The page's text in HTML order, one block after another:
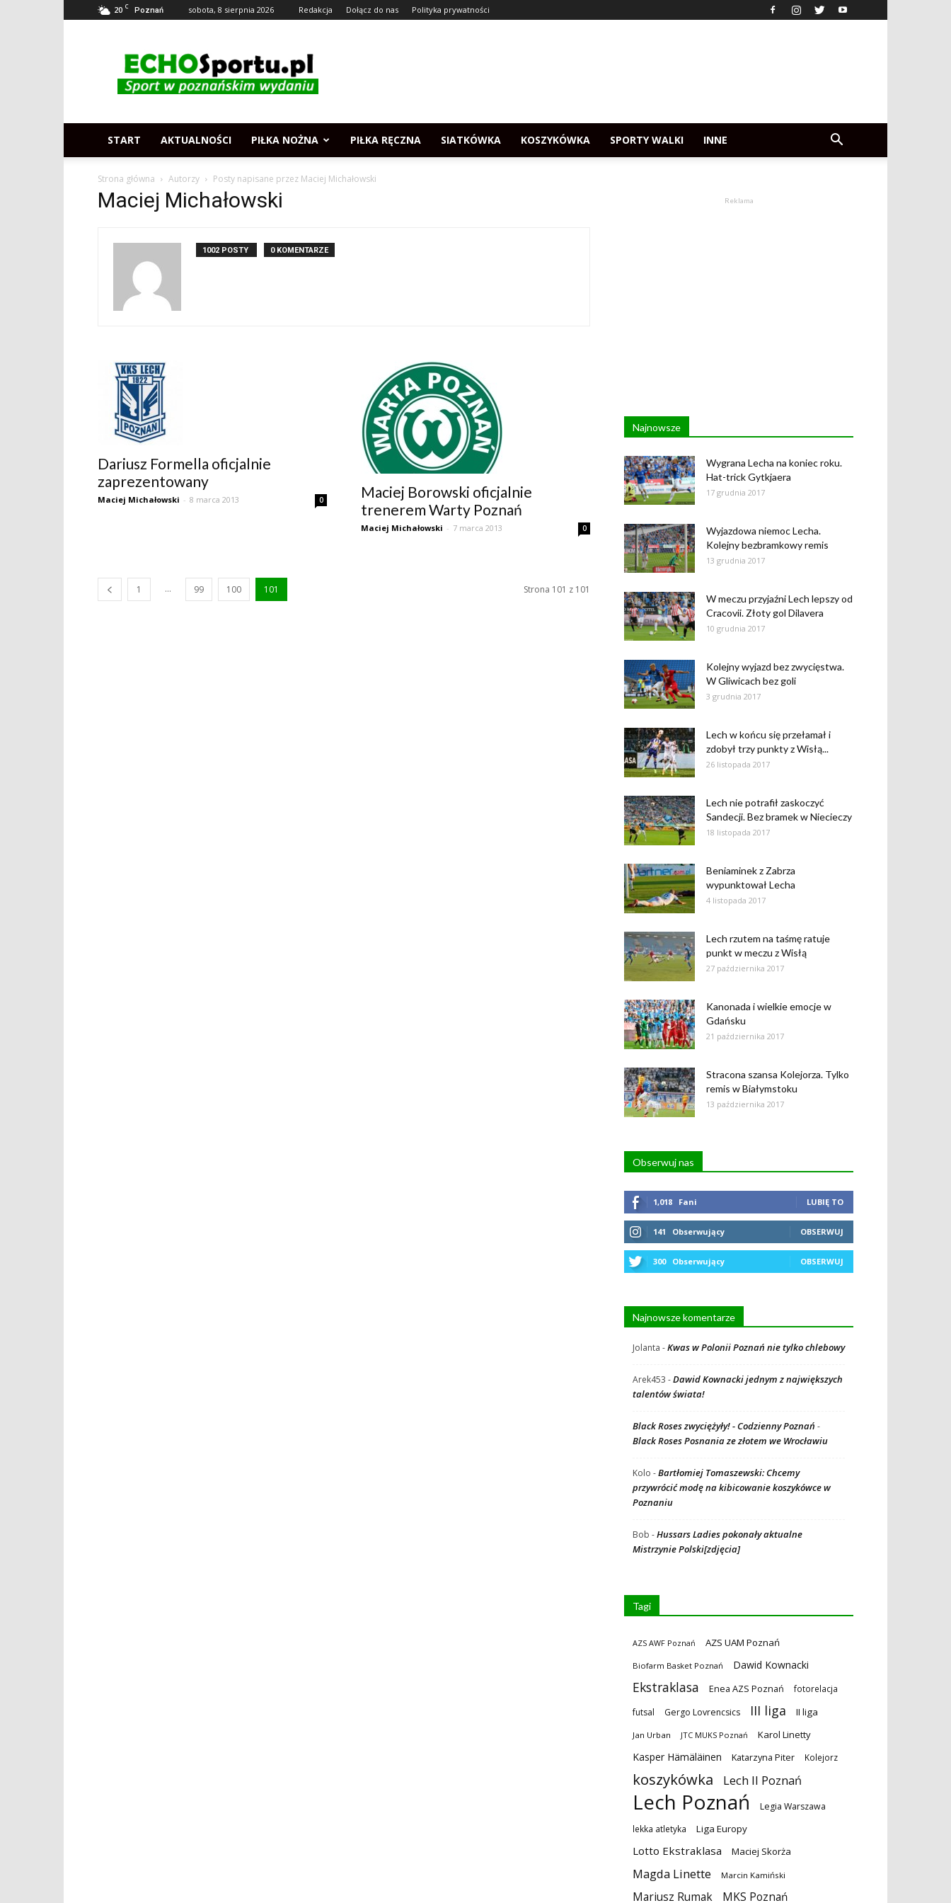
20 C Poznań sobota, 8 sierpnia 2026 Redakcja Dołącz do nas Polityka prywatności
–
Sport
w
START AKTUALNOŚCI PIŁKA NOŻNA PIŁKA RĘCZNA SIATKÓWKA KOSZYKÓWKA SPORTY WALKI INNE
Strona główna Autorzy Posty napisane przez Maciej Michałowski
Maciej Michałowski
1002 POSTY 0 KOMENTARZE
Dariusz Formella oficjalnie
zaprezentowany
Maciej Michałowski - 8 marca 2013 0
Maciej Borowski oficjalnie
trenerem Warty Poznań
Maciej Michałowski - 7 marca 2013 0
1 ... 99 100 101 Strona 101 z 101
Reklama
Najnowsze
Wygrana Lecha na koniec roku.
Hat-trick Gytkjaera
17 grudnia 2017
Wyjazdowa niemoc Lecha.
Kolejny bezbramkowy remis
13 grudnia 2017
W meczu przyjaźni Lech lepszy od
Cracovii. Złoty gol Dilavera
10 grudnia 2017
Kolejny wyjazd bez zwycięstwa.
W Gliwicach bez goli
3 grudnia 2017
Lech w końcu się przełamał i
zdobył trzy punkty z Wisłą...
26 listopada 2017
Lech nie potrafił zaskoczyć
Sandecji. Bez bramek w Niecieczy
18 listopada 2017
Beniaminek z Zabrza
wypunktował Lecha
4 listopada 2017
Lech rzutem na taśmę ratuje
punkt w meczu z Wisłą
27 października 2017
Kanonada i wielkie emocje w
Gdańsku
21 października 2017
Stracona szansa Kolejorza. Tylko
remis w Białymstoku
13 października 2017
Obserwuj nas
1,018 Fani LUBIĘ TO
141 Obserwujący OBSERWUJ
300 Obserwujący OBSERWUJ
Najnowsze komentarze
Jolanta -Kwas w Polonii Poznań nie tylko chlebowy
Arek453 -Dawid Kownacki jednym z największych
talentów świata!
Black Roses zwyciężyły! - Codzienny Poznań -
Black Roses Posnania ze złotem we Wrocławiu
Kolo -Bartłomiej Tomaszewski: Chcemy
przywrócić modę na kibicowanie koszykówce w
Poznaniu
Bob -Hussars Ladies pokonały aktualne
Mistrzynie Polski[zdjęcia]
Tagi
AZS AWF Poznań AZS UAM Poznań
Biofarm Basket Poznań Dawid Kownacki
Ekstraklasa Enea AZS Poznań fotorelacja
futsal Gergo Lovrencsics III liga II liga
Jan Urban JTC MUKS Poznań Karol Linetty
Kasper Hämäläinen Katarzyna Piter Kolejorz
koszykówka Lech II Poznań
Lech Poznań Legia Warszawa
lekka atletyka Liga Europy
Lotto Ekstraklasa Maciej Skorża
Magda Linette Marcin Kamiński
Mariusz Rumak MKS Poznań